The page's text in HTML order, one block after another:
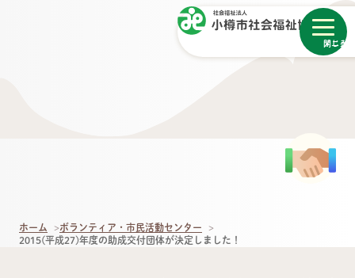
メニュー
閉じる
ホーム
ボランティア・市民活動センター
2015(平成27)年度の助成交付団体が決定しました！